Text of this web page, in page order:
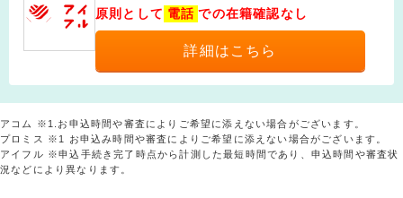
原則として 電話 での在籍確認なし
詳細はこちら
アコム ※1.お申込時間や審査によりご希望に添えない場合がございます。
プロミス ※1 お申込み時間や審査によりご希望に添えない場合がございます。
アイフル ※申込手続き完了時点から計測した最短時間であり、申込時間や審査状
況などにより異なります。